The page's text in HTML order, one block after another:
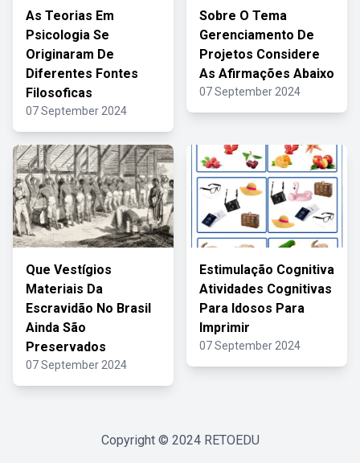
As Teorias Em
Psicologia Se
Originaram De
Diferentes Fontes
Filosoficas
07 September 2024
Sobre O Tema
Gerenciamento De
Projetos Considere
As Afirmações Abaixo
07 September 2024
Que Vestígios
Materiais Da
Escravidão No Brasil
Ainda São
Preservados
07 September 2024
Estimulação Cognitiva
Atividades Cognitivas
Para Idosos Para
Imprimir
07 September 2024
Copyright © 2024 RETOEDU